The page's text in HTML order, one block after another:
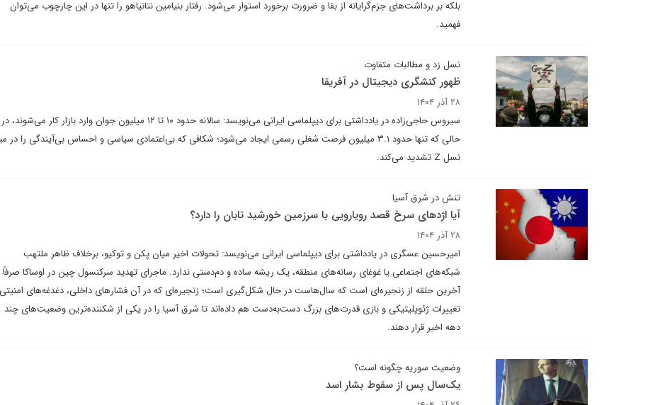
بلکه بر برداشت‌های جزم‌گرایانه از بقا و ضرورت برخورد استوار می‌شود. رفتار بنیامین نتانیاهو را تنها در این چارچوب می‌توان
فهمید.
نسل زد و مطالبات متفاوت
ظهور کنشگری دیجیتال در آفریقا
۲۸ آذر ۱۴۰۴
سیروس حاجی‌زاده در یادداشتی برای دیپلماسی ایرانی می‌نویسد: سالانه حدود ۱۰ تا ۱۲ میلیون جوان وارد بازار کار می‌شوند، در
حالی که تنها حدود ۳.۱ میلیون فرصت شغلی رسمی ایجاد می‌شود؛ شکافی که بی‌اعتمادی سیاسی و احساس بی‌آیندگی را در
نسل Z تشدید می‌کند.
تنش در شرق آسیا
آیا اژدهای سرخ قصد رویارویی با سرزمین خورشید تابان را دارد؟
۲۸ آذر ۱۴۰۴
امیرحسین عسگری در یادداشتی برای دیپلماسی ایرانی می‌نویسد: تحولات اخیر میان پکن و توکیو، برخلاف ظاهر ملتهب
شبکه‌های اجتماعی یا غوغای رسانه‌های منطقه، یک ریشه ساده و دم‌دستی ندارد. ماجرای تهدید سرکنسول چین در اوساکا صرفاً
آخرین حلقه از زنجیره‌ای است که سال‌هاست در حال شکل‌گیری است؛ زنجیره‌ای که در آن فشارهای داخلی، دغدغه‌های
تغییرات ژئوپلیتیکی و بازی قدرت‌های بزرگ دست‌به‌دست هم داده‌اند تا شرق آسیا را در یکی از شکننده‌ترین وضعیت‌های چند
دهه اخیر قرار دهند.
وضعیت سوریه چگونه است؟
یک‌سال پس از سقوط بشار اسد